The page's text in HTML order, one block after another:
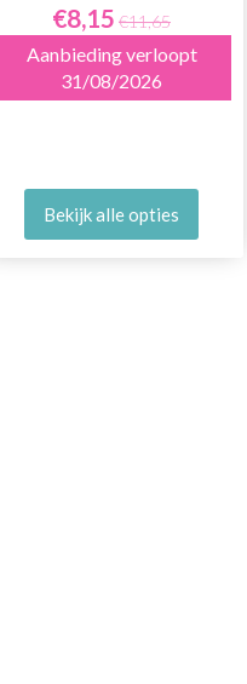
€8,15 €11,65
Aanbieding verloopt
31/08/2026
Bekijk alle opties